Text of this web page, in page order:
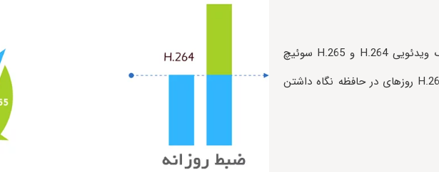
این دستگاه هوشمند است و به صورت خودکار بین کدک ویدئویی H.264 و H.265 سوئیچ
می‌کند. در مقایسه با سایر کدک‌های فشرده‌سازی، کدک H.265 روزهای در حافظه نگاه داشتن